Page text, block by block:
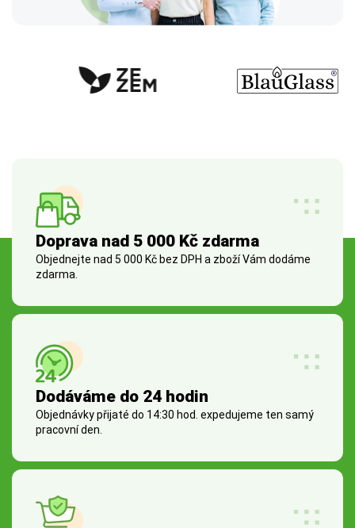
Doprava nad 5 000 Kč zdarma
Objednejte nad 5 000 Kč bez DPH a zboží Vám dodáme
zdarma.
Dodáváme do 24 hodin
Objednávky přijaté do 14:30 hod. expedujeme ten samý
pracovní den.